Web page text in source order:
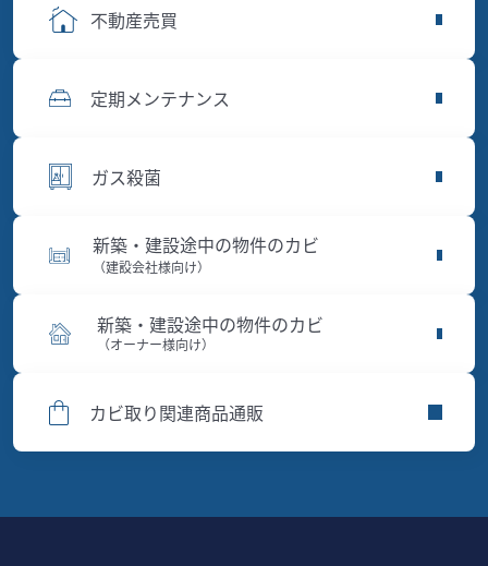
不動産売買
定期メンテナンス
ガス殺菌
新築・建設途中の物件のカビ
（建設会社様向け）
新築・建設途中の物件のカビ
（オーナー様向け）
カビ取り関連商品通販